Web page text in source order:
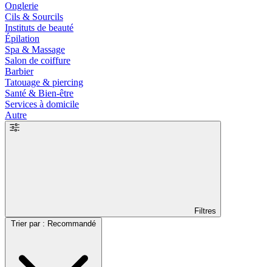
Onglerie
Cils & Sourcils
Instituts de beauté
Épilation
Spa & Massage
Salon de coiffure
Barbier
Tatouage & piercing
Santé & Bien-être
Services à domicile
Autre
Filtres